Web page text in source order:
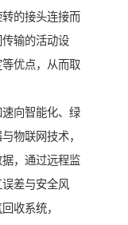
的接头连接而
输的活动设
优点，从而取
向智能化、绿
物联网技术，
，通过远程监
差与安全风
收系统，